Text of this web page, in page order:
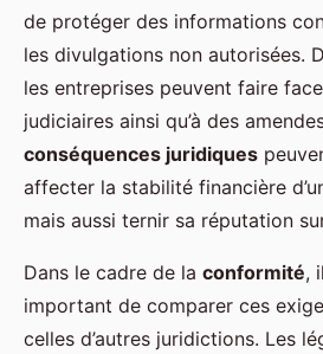
de protéger des informations
les divulgations non autorisées.
les entreprises peuvent faire
judiciaires ainsi qu’à des
conséquences juridiques
affecter la stabilité financière
mais aussi ternir sa réputation
Dans le cadre de la conformité,
important de comparer ces
celles d’autres juridictions. Les